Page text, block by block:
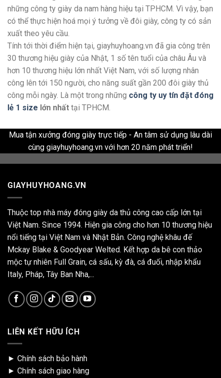
những công ty giày da nam hàng hiệu tại TPHCM. Vì vậy, bạn
có thể thực hiện hoá mọi ý tưởng về đôi giày, công ty có sản
xuất theo yêu cầu.
Tính tới thời điểm hiện tại, giayhuyhoang.vn đã gia công trên
30 thương hiệu giày của Nhật, 1 số tên tuổi của châu Âu và
hơn 10 thương hiệu lớn nhất Việt Nam, với số lượng nhân
công lên tới 150 người, cho năng suất gần 200 đôi giày thủ
công mỗi ngày. Là một trong những công ty uy tín đặt đóng
lẻ 1 size lớn nhất tại TPHCM.
Mua tận xưởng đóng giày trực tiếp - An tâm sử dụng lâu dài
cùng giayhuyhoang.vn với hơn 20 năm phát triển!
GIAYHUYHOANG.VN
Thuộc top nhà máy đóng giày da thủ công cao cấp lớn tại
Việt Nam. Since 1994. Hiện gia công cho hơn 10 thương hiệu
nổi tiếng tại Việt Nam và Nhật Bản. Công nghệ khâu đế
Mckay Blake & Goodyear Welted. Kết hợp da bê con thảo
mộc tự nhiên Full Grain, cá sấu, kỳ đà, cá đuối, nhập khẩu
Italy, Pháp, Tây Ban Nha,...
LIÊN KẾT HỮU ÍCH
► Chính sách bảo hành
► Chính sách giao hàng